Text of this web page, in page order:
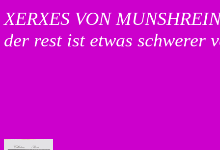
XERXES VON
der rest ist etwas schwerer